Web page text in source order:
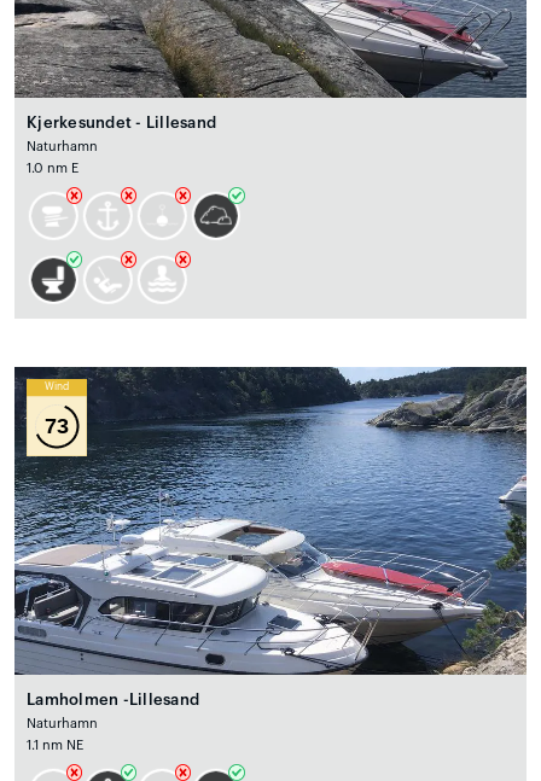
Kjerkesundet - Lillesand
Naturhamn
1.0 nm E
Wind
73
Lamholmen -Lillesand
Naturhamn
1.1 nm NE